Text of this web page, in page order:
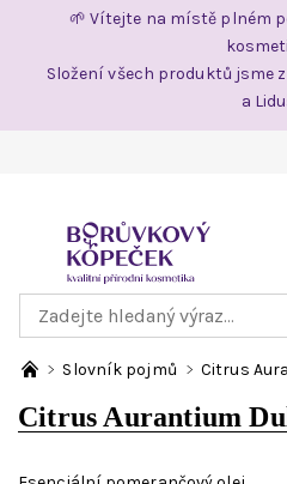
🌱 Vítejte na místě plném
Složení všech produktů jsme
a
Slovník pojmů Citrus
Citrus Aurantium